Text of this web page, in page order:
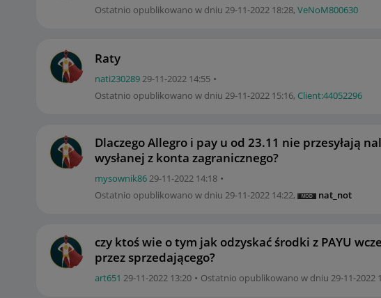
Ostatnio opublikowano w dniu ‎29-11-2022 18:28, VeNoM800630
Raty
nati230289‎29-11-2022 14:55
Ostatnio opublikowano w dniu ‎29-11-2022 15:16, Client:44052296
Dlaczego Allegro i pay u od 23.11 nie przesyłają
wysłanej z konta zagranicznego?
mysownik86‎29-11-2022 14:18
Ostatnio opublikowano w dniu ‎29-11-2022 14:22, nat_not
czy ktoś wie o tym jak odzyskać środki z PAYU
przez sprzedającego?
art651 ‎29-11-2022 13:20 Ostatnio opublikowano w dniu ‎29-11-2022